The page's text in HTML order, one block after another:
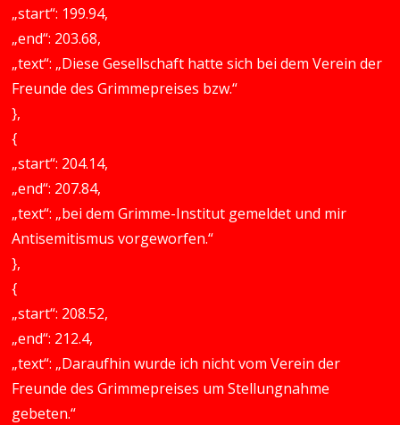
„start“: 199.94,
„end“: 203.68,
„text“: „Diese Gesellschaft hatte sich bei dem Verein der
Freunde des Grimmepreises bzw.“
},
{
„start“: 204.14,
„end“: 207.84,
„text“: „bei dem Grimme-Institut gemeldet und mir
Antisemitismus vorgeworfen.“
},
{
„start“: 208.52,
„end“: 212.4,
„text“: „Daraufhin wurde ich nicht vom Verein der
Freunde des Grimmepreises um Stellungnahme
gebeten.“